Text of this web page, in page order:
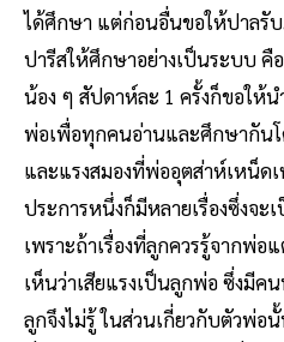
ได้ศึกษา แต่ก่อนอื่นขอให้ปาลรั
ปารีสให้ศึกษาอย่างเป็นระบบ
น้อง ๆ สัปดาห์ละ 1 ครั้งก็ขอให้นํ
พ่อเพื่อทุกคนอ่านและศึกษากันโ
และแรงสมองที่พ่ออุตส่าห์เหน็ด
ประการหนึ่งก็มีหลายเรื่องซึ่งจะ
เพราะถ้าเรื่องที่ลูกควรรู้จากพ่
เห็นว่าเสียแรงเป็นลูกพ่อ ซึ่งมีค
ลูกจึงไม่รู้ ในส่วนเกี่ยวกับตัวพ่